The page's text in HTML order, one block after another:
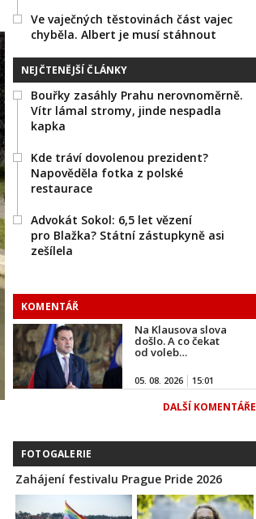
Ve vaječných těstovinách část vajec
chyběla. Albert je musí stáhnout
NEJČTENĚJŠÍ ČLÁNKY
Bouřky zasáhly Prahu nerovnoměrně.
Vítr lámal stromy, jinde nespadla
kapka
Kde tráví dovolenou prezident?
Napověděla fotka z polské
restaurace
Advokát Sokol: 6,5 let vězení
pro Blažka? Státní zástupkyně asi
zešílela
KOMENTÁŘ
Na Klausova slova
došlo. A co čekat
od voleb…
05. 08. 2026 15:01
DALŠÍ KOMENTÁŘE
FOTOGALERIE
Zahájení festivalu Prague Pride 2026